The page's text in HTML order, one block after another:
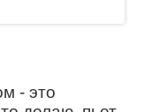
- это